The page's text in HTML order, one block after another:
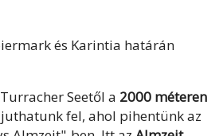
és Karintia határán
Seetől a 2000 méteren
fel, ahol pihentünk az